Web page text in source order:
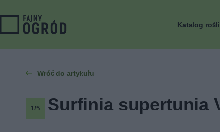
Katalog
Wróć do artykułu
1/5 Surfinia supertunia